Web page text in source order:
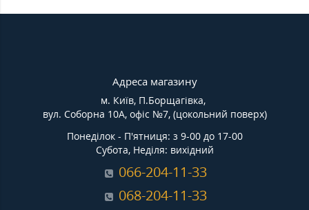
Адреса магазину
м. Київ, П.Борщагівка,
вул. Соборна 10А, офіс №7, (цокольний поверх)
Понеділок - П'ятниця: з 9-00 до 17-00
Субота, Неділя: вихідний
066-204-11-33
068-204-11-33